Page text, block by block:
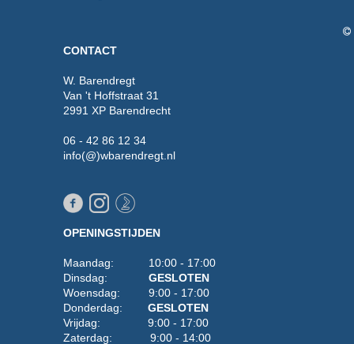
CONTACT
W. Barendregt
Van 't Hoffstraat 31
2991 XP Barendrecht
06 - 42 86 12 34
info(@)wbarendregt.nl
OPENINGSTIJDEN
Maandag: 10:00 - 17:00
Dinsdag: GESLOTEN
Woensdag: 9:00 - 17:00
Donderdag: GESLOTEN
Vrijdag: 9:00 - 17:00
Zaterdag: 9:00 - 14:00